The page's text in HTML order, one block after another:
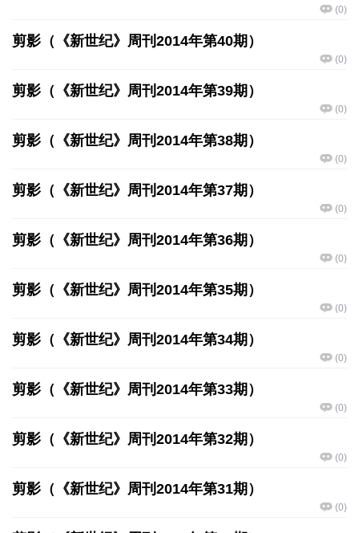
(0)
剪影（《新世纪》周刊2014年第40期）
(0)
剪影（《新世纪》周刊2014年第39期）
(0)
剪影（《新世纪》周刊2014年第38期）
(0)
剪影（《新世纪》周刊2014年第37期）
(0)
剪影（《新世纪》周刊2014年第36期）
(0)
剪影（《新世纪》周刊2014年第35期）
(0)
剪影（《新世纪》周刊2014年第34期）
(0)
剪影（《新世纪》周刊2014年第33期）
(0)
剪影（《新世纪》周刊2014年第32期）
(0)
剪影（《新世纪》周刊2014年第31期）
(0)